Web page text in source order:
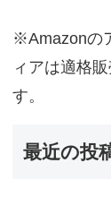
※Amazonの
ィアは適格
す。
最近の投